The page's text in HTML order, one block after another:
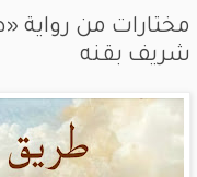
مختارات من رواية
شريف بقنه